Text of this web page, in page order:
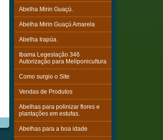
Abelha Mirin Guaçú.
Abelha Mirin Guaçú Amarela
Abelha Irapúa.
Ibama Legeslação 346
Autorização para Meliponicultura
Como surgio o Site
Vendas de Produtos
Abelhas para polinizar flores e
plantações em estufas.
Abelhas para a boa idade